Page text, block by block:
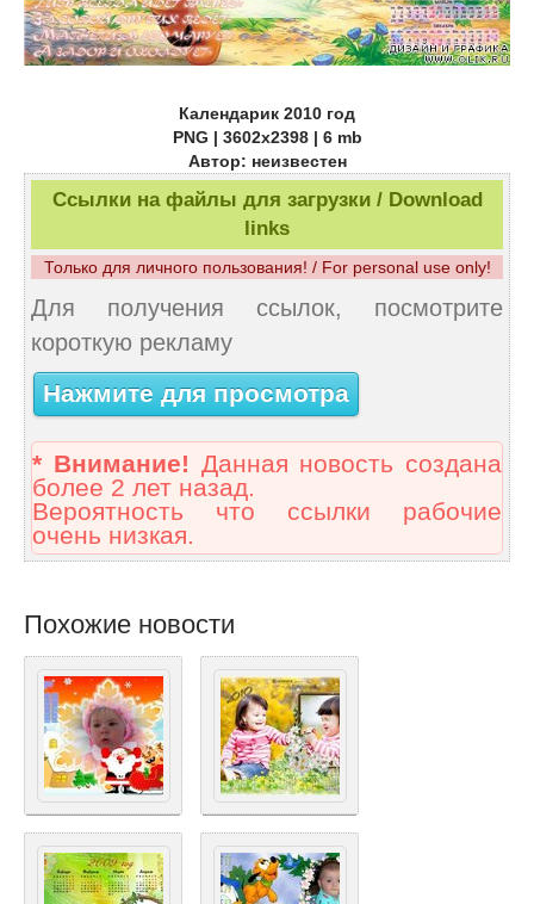
Календарик 2010 год
PNG | 3602х2398 | 6 mb
Автор: неизвестен
Ссылки на файлы для загрузки / Download
links
Только для личного пользования! / For personal use only!
Для получения ссылок, посмотрите
короткую рекламу
Нажмите для просмотра
* Внимание! Данная новость создана
более 2 лет назад.
Вероятность что ссылки рабочие
очень низкая.
Похожие новости